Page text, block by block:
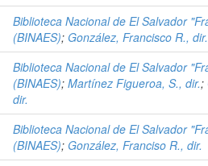
Biblioteca Nacional de El Salvador
(BINAES); González, Francisco R., dir.
Biblioteca Nacional de El Salvador
(BINAES); Martínez Figueroa, S., dir.;
dir.
Biblioteca Nacional de El Salvador
(BINAES); González, Franciso R., dir.